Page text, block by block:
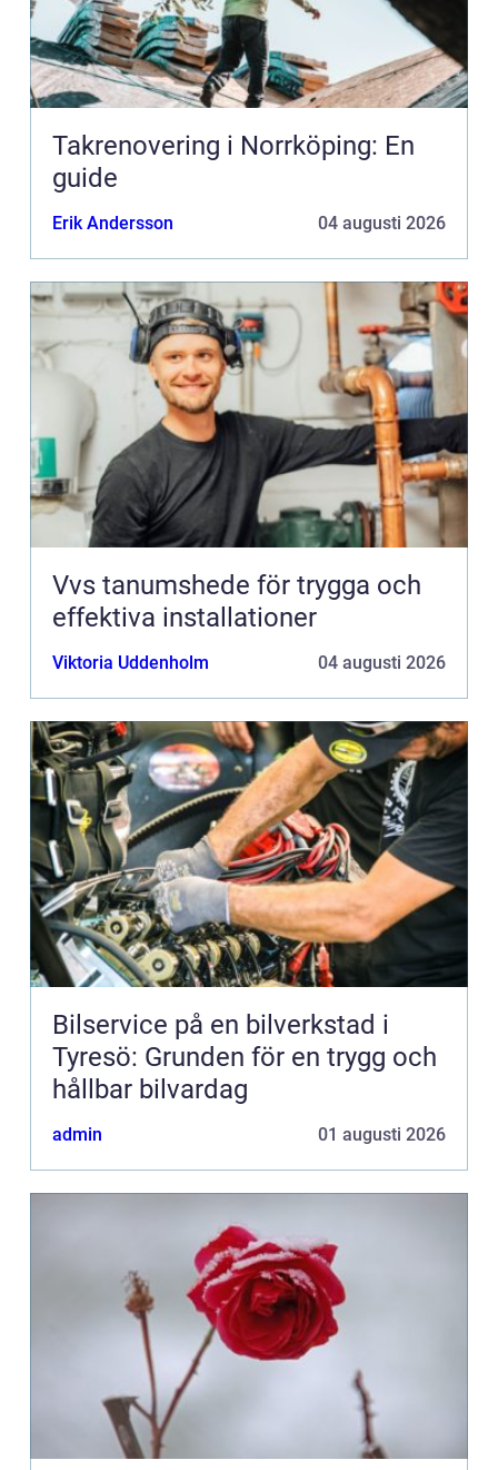
Takrenovering i Norrköping: En
guide
Erik Andersson 04 augusti 2026
Vvs tanumshede för trygga och
effektiva installationer
Viktoria Uddenholm 04 augusti 2026
Bilservice på en bilverkstad i
Tyresö: Grunden för en trygg och
hållbar bilvardag
admin 01 augusti 2026